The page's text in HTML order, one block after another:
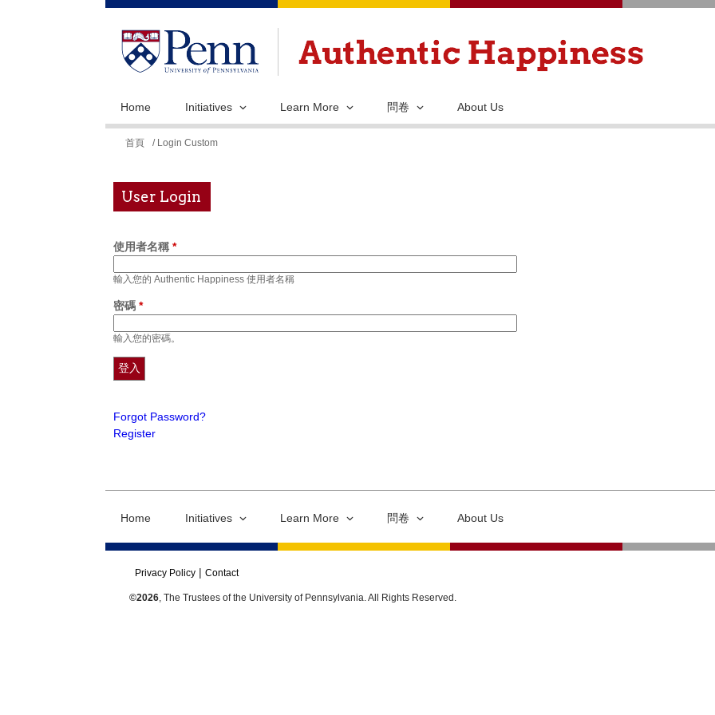
移
主
Home Initiatives Learn More 問卷 About Us
您
這
裡
首頁 / Login Custom
User Login
使用者名稱 *
輸入您的 Authentic Happiness 使用者名稱
密碼 *
輸入您的密碼。
Forgot Password?
Register
Home Initiatives Learn More 問卷 About Us
Privacy Policy Contact
©2026, The Trustees of the University of Pennsylvania. All Rights Reserved.